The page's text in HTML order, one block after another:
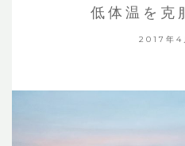
低体温を克
2017年4